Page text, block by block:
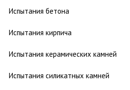
Испытания бетона
Испытания кирпича
Испытания керамических камней
Испытания силикатных камней